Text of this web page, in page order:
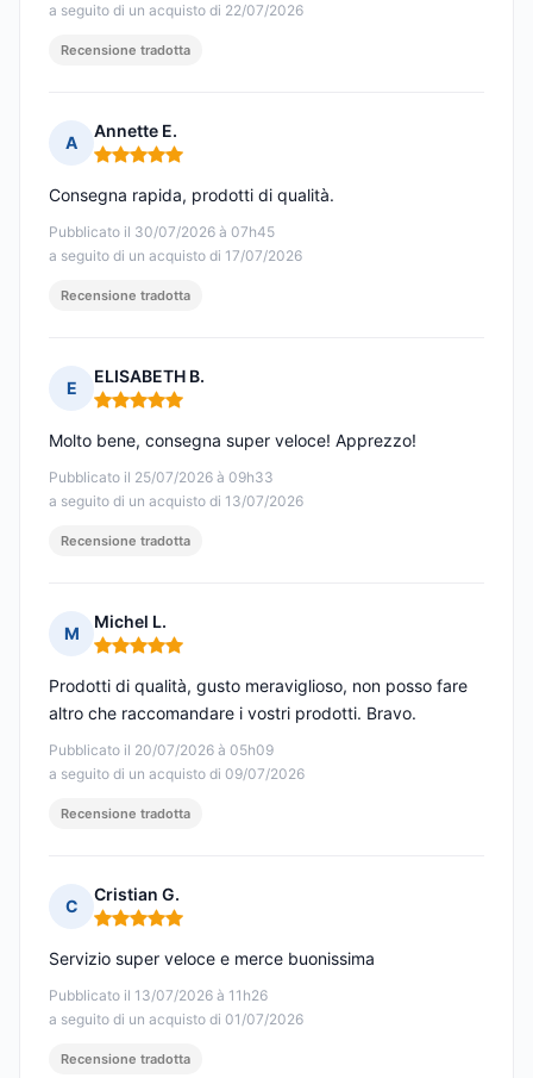
a seguito di un acquisto di 22/07/2026
Recensione tradotta
A
Annette E.
Nota: 5 su 5
Pubblicato il 30/07/2026 à 07h45
a seguito di un acquisto di 17/07/2026
Consegna rapida, prodotti di qualità.
Recensione tradotta
E
ELISABETH B.
Nota: 5 su 5
Pubblicato il 25/07/2026 à 09h33
a seguito di un acquisto di 13/07/2026
Molto bene, consegna super veloce! Apprezzo!
Recensione tradotta
M
Michel L.
Nota: 5 su 5
Pubblicato il 20/07/2026 à 05h09
a seguito di un acquisto di 09/07/2026
Prodotti di qualità, gusto meraviglioso, non posso fare
altro che raccomandare i vostri prodotti. Bravo.
Recensione tradotta
C
Cristian G.
Nota: 5 su 5
Pubblicato il 13/07/2026 à 11h26
a seguito di un acquisto di 01/07/2026
Servizio super veloce e merce buonissima
Recensione tradotta